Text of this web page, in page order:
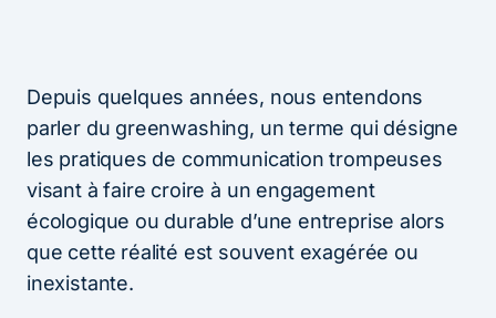
Depuis quelques années, nous entendons
parler du greenwashing, un terme qui désigne
les pratiques de communication trompeuses
visant à faire croire à un engagement
écologique ou durable d’une entreprise alors
que cette réalité est souvent exagérée ou
inexistante.